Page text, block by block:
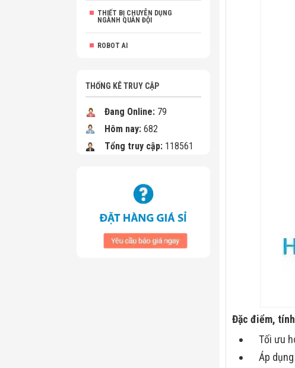
THIẾT BỊ CHUYÊN DỤNG
NGÀNH QUÂN ĐỘI
ROBOT AI
THỐNG KÊ TRUY CẬP
Đang Online: 79
Hôm nay: 682
Tổng truy cập: 118561
Đặc điểm, tính
Tối ưu
Áp